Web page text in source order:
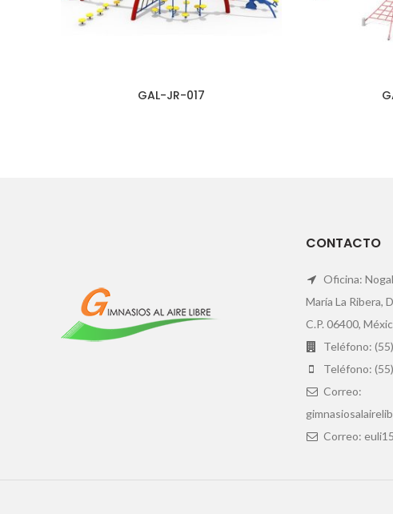
GAL-JR-017
CONTACTO
Oficina:
María La Ribera,
C.P. 06400,
Teléfono:
Teléfono:
Correo:
Correo: